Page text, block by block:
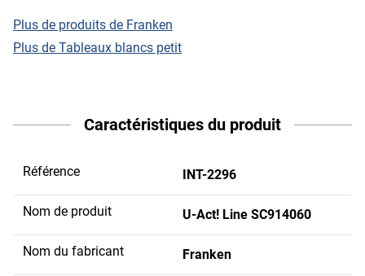
Plus de produits de Franken
Plus de Tableaux blancs petit
Caractéristiques du produit
Référence INT-2296
Nom de produit U-Act! Line SC914060
Nom du fabricant Franken